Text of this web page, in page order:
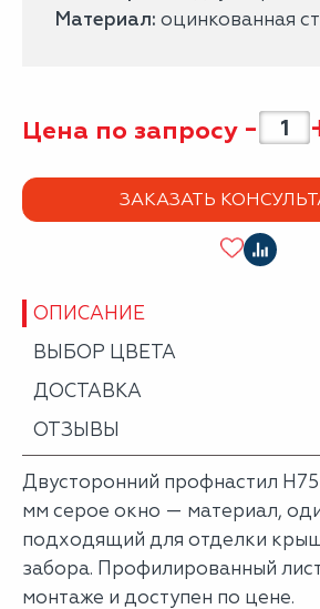
Материал: оцинкованная
Цена по запросу -
ЗАКАЗАТЬ
ОПИСАНИЕ
ВЫБОР ЦВЕТА
ДОСТАВКА
ОТЗЫВЫ
Двусторонний профнастил
мм серое окно — материал,
подходящий для отделки
забора. Профилированный
монтаже и доступен по цене.